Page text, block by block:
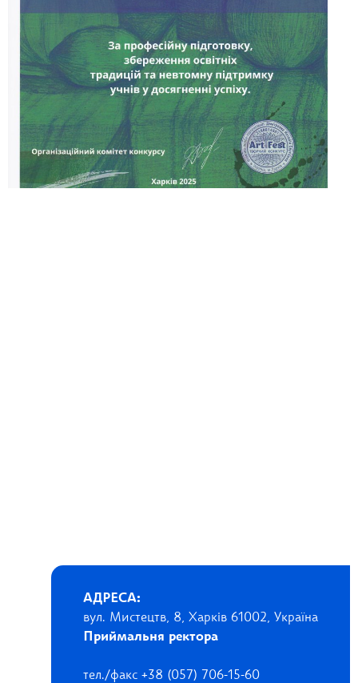
АДРЕСА:
вул. Мистецтв, 8, Харків 61002, Україна
Приймальня ректора
тел./факс +38 (057) 706-15-60